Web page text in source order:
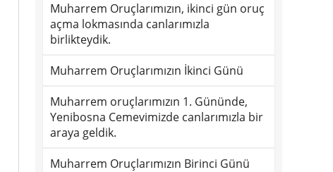
Muharrem Oruçlarımızın, ikinci gün oruç
açma lokmasında canlarımızla
birlikteydik.
Muharrem Oruçlarımızın İkinci Günü
Muharrem oruçlarımızın 1. Gününde,
Yenibosna Cemevimizde canlarımızla bir
araya geldik.
Muharrem Oruçlarımızın Birinci Günü